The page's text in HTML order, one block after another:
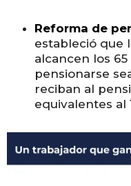
Reforma de
estableció que
alcancen los
pensionarse
reciban al
equivalentes al